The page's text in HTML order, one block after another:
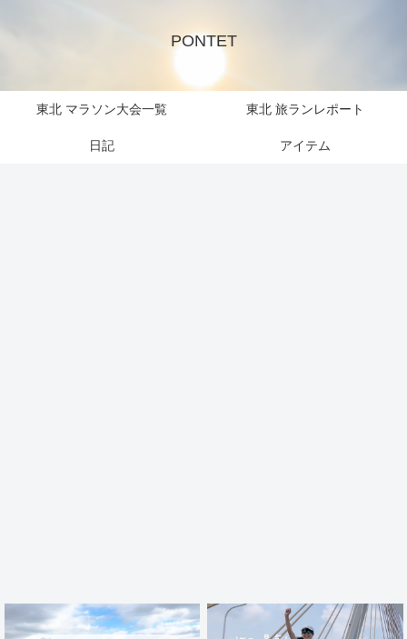
PONTET
東北 マラソン大会一覧 東北 旅ランレポート
日記 アイテム